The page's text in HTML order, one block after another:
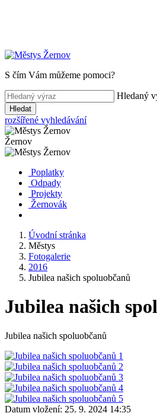
S čím Vám můžeme pomoci?
Hledaný
Hledat
rozšířené vyhledávání
Žernov
Poplatky
Odpady
Projekty
Žernovák
Úvodní stránka
Městys
Fotogalerie
2016
Jubilea našich spoluobčanů
Jubilea našich
Jubilea našich spoluobčanů
Datum vložení: 25. 9. 2024 14:35